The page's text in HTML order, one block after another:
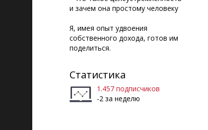
и зачем она простому человеку
Я, имея опыт удвоения
собственного дохода, готов им
поделиться.
Статистика
1.457 подписчиков
-2 за неделю